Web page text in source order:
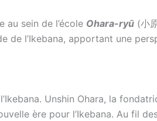
au sein de l’école Ohara-ryū (小
de l’Ikebana, apportant une
Unshin Ohara, la
ère pour l’Ikebana. Au fil